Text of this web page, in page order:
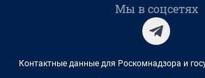
Мы в соцсетях
Контактные данные для Роскомнадзора и